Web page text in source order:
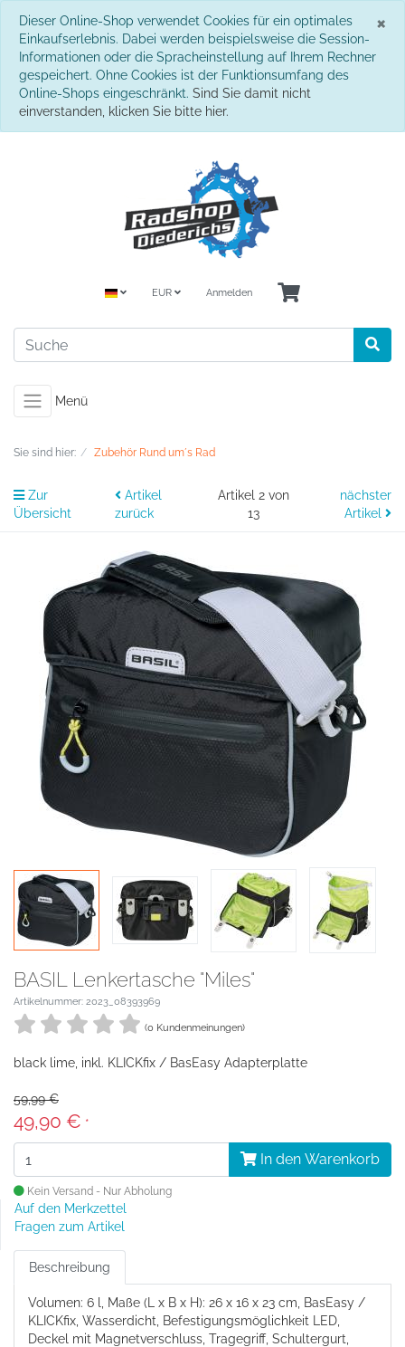
×
Dieser Online-Shop verwendet Cookies für ein optimales
Einkaufserlebnis. Dabei werden beispielsweise die Session-
Informationen oder die Spracheinstellung auf Ihrem Rechner
gespeichert. Ohne Cookies ist der Funktionsumfang des
Online-Shops eingeschränkt. Sind Sie damit nicht
einverstanden, klicken Sie bitte hier.
EUR Anmelden
Menü
Sie sind hier: Zubehör Rund um´s Rad
Zur
Übersicht
Artikel
zurück
Artikel 2 von
13
nächster
Artikel
BASIL Lenkertasche "Miles"
Artikelnummer: 2023_08393969
(0 Kundenmeinungen)
black lime, inkl. KLICKfix / BasEasy Adapterplatte
59,99 €
49,90 € *
In den Warenkorb
Kein Versand - Nur Abholung
Auf den Merkzettel
Fragen zum Artikel
Beschreibung
Volumen: 6 l, Maße (L x B x H): 26 x 16 x 23 cm, BasEasy /
KLICKfix, Wasserdicht, Befestigungsmöglichkeit LED,
Deckel mit Magnetverschluss, Tragegriff, Schultergurt,